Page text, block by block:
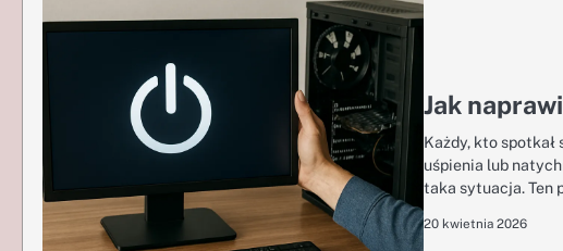
Jak
Każdy, kto
uśpienia lub
taka sytuacja. Ten
20 kwietnia 2026